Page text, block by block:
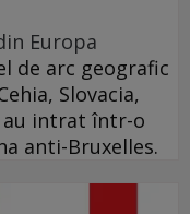
Europa
de arc geografic
Slovacia,
au intrat într-o
anti-Bruxelles.